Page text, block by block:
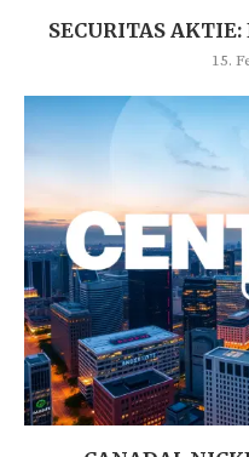
SECURITAS AKTIE:
15.